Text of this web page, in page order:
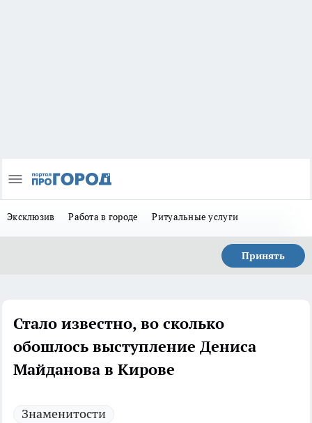
Эксклюзив Работа в городе Ритуальные услуги
Принять
Стало известно, во сколько
обошлось выступление Дениса
Майданова в Кирове
Знаменитости